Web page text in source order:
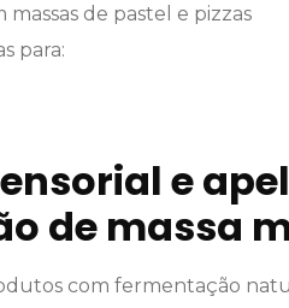
de pastel e pizzas
para:
e
de massa
com fermentação